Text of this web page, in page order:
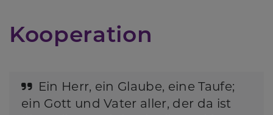
Kooperation
Ein Herr, ein Glaube, eine Taufe;
ein Gott und Vater aller, der da ist